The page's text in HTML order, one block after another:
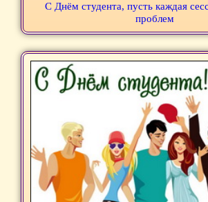
С Днём студента, пусть каждая
проблем